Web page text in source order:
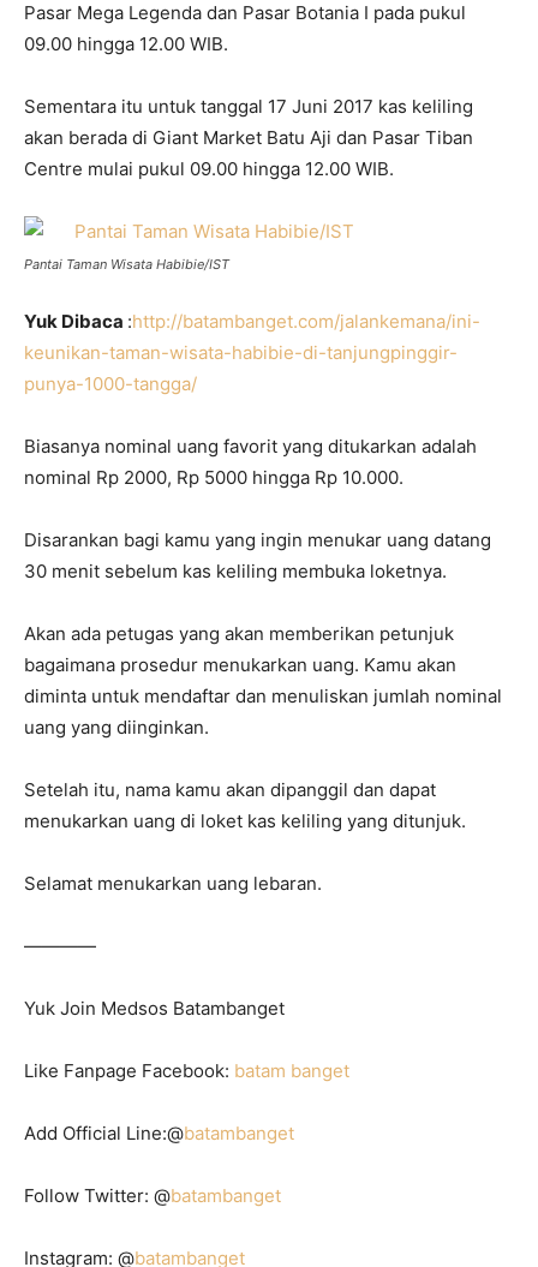
Pasar Mega Legenda dan Pasar Botania I pada pukul
09.00 hingga 12.00 WIB.
Sementara itu untuk tanggal 17‎ Juni 2017 kas keliling
akan berada di Giant Market Batu Aji dan Pasar Tiban
Centre mulai pukul 09.00 hingga 12.00 WIB.
Pantai Taman Wisata Habibie/IST
Yuk Dibaca :http://batambanget.com/jalankemana/ini-
keunikan-taman-wisata-habibie-di-tanjungpinggir-
punya-1000-tangga/
Biasanya nominal uang favorit yang ditukarkan adalah
nominal Rp 2000, Rp 5000 hingga Rp 10.000.
Disarankan bagi kamu yang ingin menukar uang datang
30 menit sebelum kas keliling membuka loketnya.
Akan ada petugas yang akan memberikan petunjuk
bagaimana prosedur menukarkan uang. Kamu akan
diminta untuk mendaftar dan menuliskan jumlah nominal
uang yang diinginkan.
Setelah itu, nama kamu akan dipanggil dan dapat
menukarkan uang di loket kas keliling yang ditunjuk.
Selamat menukarkan uang lebaran.
————
Yuk Join Medsos Batambanget
Like Fanpage Facebook: batam banget
Add Official Line:@batambanget
Follow Twitter: @batambanget
Instagram: @batambanget